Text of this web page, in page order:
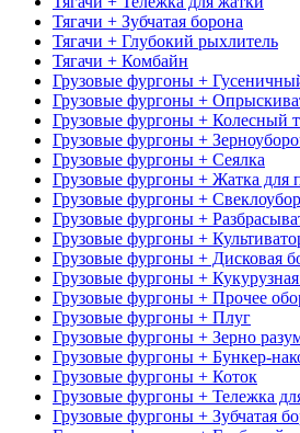
Тягачи + Зубчатая борона
Тягачи + Глубокий рыхлитель
Тягачи + Комбайн
Грузовые фургоны +
Грузовые фургоны +
Грузовые фургоны + Колесный
Грузовые фургоны +
Грузовые фургоны + Сеялка
Грузовые фургоны + Жатка для
Грузовые фургоны +
Грузовые фургоны +
Грузовые фургоны +
Грузовые фургоны + Дисковая
Грузовые фургоны +
Грузовые фургоны + Прочее
Грузовые фургоны + Плуг
Грузовые фургоны + Зерно
Грузовые фургоны + Бункер-
Грузовые фургоны + Коток
Грузовые фургоны + Тележка
Грузовые фургоны + Зубчатая